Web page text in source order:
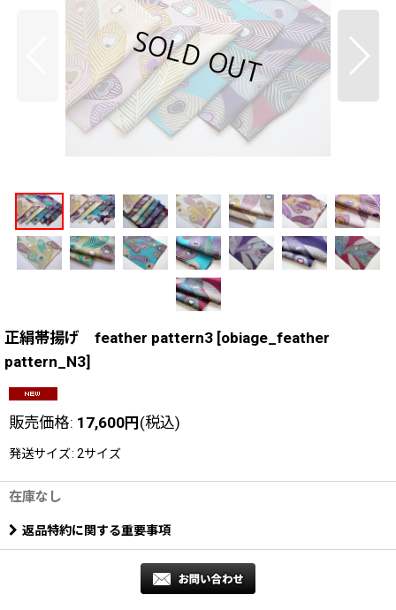
正絹帯揚げ feather pattern3 [obiage_feather
pattern_N3]
販売価格: 17,600円(税込)
発送サイズ: 2サイズ
在庫なし
返品特約に関する重要事項